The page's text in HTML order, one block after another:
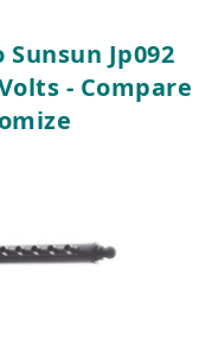
Jp092
- Compare